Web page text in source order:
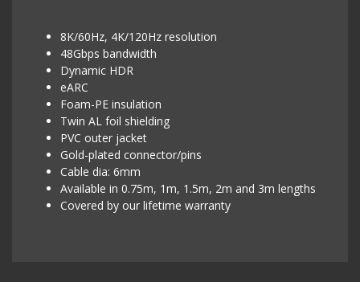
8K/60Hz, 4K/120Hz resolution
48Gbps bandwidth
Dynamic HDR
eARC
Foam-PE insulation
Twin AL foil shielding
PVC outer jacket
Gold-plated connector/pins
Cable dia: 6mm
Available in 0.75m, 1m, 1.5m, 2m and 3m lengths
Covered by our lifetime warranty